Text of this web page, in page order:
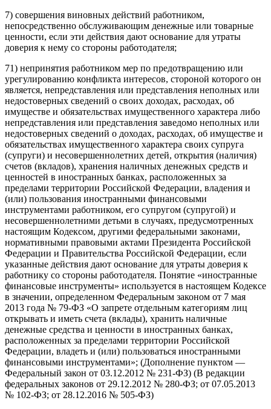
7) совершения виновных действий работником,
непосредственно обслуживающим денежные или товарные
ценности, если эти действия дают основание для утраты
доверия к нему со стороны работодателя;
71) непринятия работником мер по предотвращению или
урегулированию конфликта интересов, стороной которого он
является, непредставления или представления неполных или
недостоверных сведений о своих доходах, расходах, об
имуществе и обязательствах имущественного характера либо
непредставления или представления заведомо неполных или
недостоверных сведений о доходах, расходах, об имуществе и
обязательствах имущественного характера своих супруга
(супруги) и несовершеннолетних детей, открытия (наличия)
счетов (вкладов), хранения наличных денежных средств и
ценностей в иностранных банках, расположенных за
пределами территории Российской Федерации, владения и
(или) пользования иностранными финансовыми
инструментами работником, его супругом (супругой) и
несовершеннолетними детьми в случаях, предусмотренных
настоящим Кодексом, другими федеральными законами,
нормативными правовыми актами Президента Российской
Федерации и Правительства Российской Федерации, если
указанные действия дают основание для утраты доверия к
работнику со стороны работодателя. Понятие «иностранные
финансовые инструменты» используется в настоящем Кодексе
в значении, определенном Федеральным законом от 7 мая
2013 года № 79-ФЗ «О запрете отдельным категориям лиц
открывать и иметь счета (вклады), хранить наличные
денежные средства и ценности в иностранных банках,
расположенных за пределами территории Российской
Федерации, владеть и (или) пользоваться иностранными
финансовыми инструментами»; (Дополнение пунктом —
Федеральный закон от 03.12.2012 № 231-ФЗ) (В редакции
федеральных законов от 29.12.2012 № 280-ФЗ; от 07.05.2013
№ 102-ФЗ; от 28.12.2016 № 505-ФЗ)